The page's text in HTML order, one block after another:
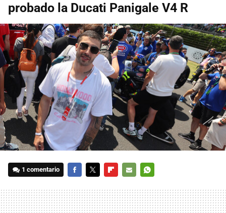
probado la Ducati Panigale V4 R
1 comentario
MAIL